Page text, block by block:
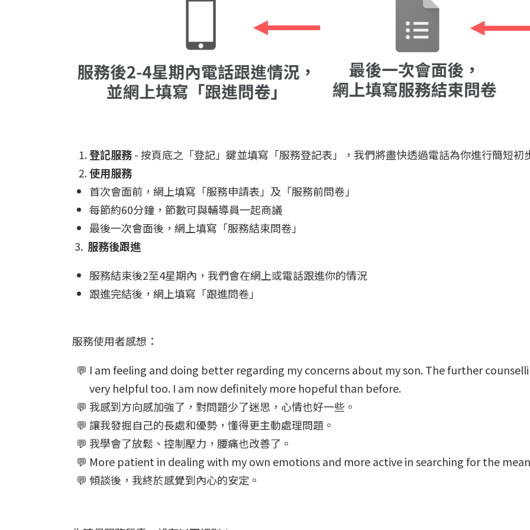
登記服務- 按頁底之「登記」鍵並填寫「服務登記表」，我們將盡快透過電話為你進行簡短初
使用服務
首次會面前，網上填寫「服務申請表」及「服務前問卷」
每節約60分鐘，節數可與輔導員一起商議
最後一次會面後，網上填寫「服務結束問卷」
3. 服務後跟進
服務結束後2至4星期內，我們會在網上或電話跟進你的情況
跟進完結後，網上填寫「跟進問卷」
服務使用者感想：
I am feeling and doing better regarding my concerns about my son. The further
very helpful too. I am now definitely more hopeful than before.
我感到方向感加強了，對問題少了迷思，心情也好一些。
讓我發掘自己的長處和優勢，懂得更主動處理問題。
我學會了放鬆、控制壓力，腰痛也改善了。
More patient in dealing with my own emotions and more active in searching for the
傾談後，我終於感覺到內心的安定。